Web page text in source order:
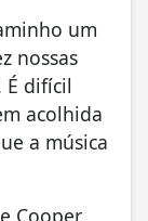
um
nossas
É difícil
acolhida
a música
Cooper,